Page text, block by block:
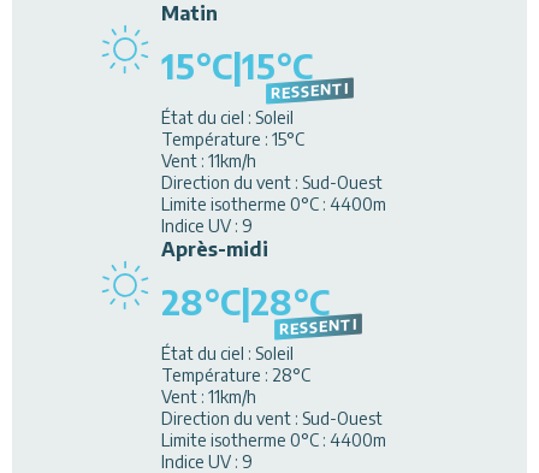
Matin
15°C|15°C
RESSENTI
État du ciel : Soleil
Température : 15°C
Vent : 11km/h
Direction du vent : Sud-Ouest
Limite isotherme 0°C : 4400m
Indice UV : 9
Après-midi
28°C|28°C
RESSENTI
État du ciel : Soleil
Température : 28°C
Vent : 11km/h
Direction du vent : Sud-Ouest
Limite isotherme 0°C : 4400m
Indice UV : 9